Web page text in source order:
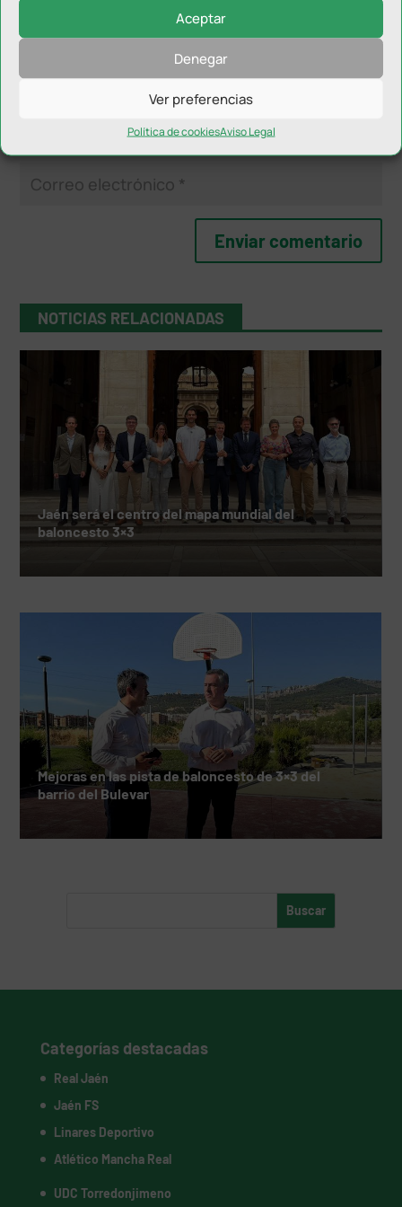
Aceptar
Denegar
Ver preferencias
Política de cookiesAviso Legal
NOTICIAS RELACIONADAS
Jaén será el centro del mapa mundial del
baloncesto 3×3
Mejoras en las pista de baloncesto de 3×3 del
barrio del Bulevar
Categorías destacadas
Real Jaén
Jaén FS
Linares Deportivo
Atlético Mancha Real
UDC Torredonjimeno